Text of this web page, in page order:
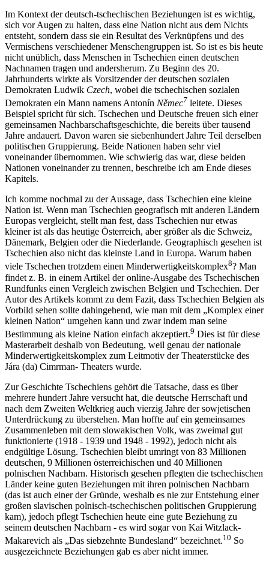
Im Kontext der deutsch-tschechischen Beziehungen ist es wichtig,
sich vor Augen zu halten, dass eine Nation nicht aus dem Nichts
entsteht, sondern dass sie ein Resultat des Verknüpfens und des
Vermischens verschiedener Menschengruppen ist. So ist es bis heute
nicht unüblich, dass Menschen in Tschechien einen deutschen
Nachnamen tragen und andersherum. Zu Beginn des 20.
Jahrhunderts wirkte als Vorsitzender der deutschen sozialen
Demokraten Ludwik Czech, wobei die tschechischen sozialen
Demokraten ein Mann namens Antonín Němec7 leitete. Dieses
Beispiel spricht für sich. Tschechen und Deutsche freuen sich einer
gemeinsamen Nachbarschaftsgeschichte, die bereits über tausend
Jahre andauert. Davon waren sie siebenhundert Jahre Teil derselben
politischen Gruppierung. Beide Nationen haben sehr viel
voneinander übernommen. Wie schwierig das war, diese beiden
Nationen voneinander zu trennen, beschreibe ich am Ende dieses
Kapitels.
Ich komme nochmal zu der Aussage, dass Tschechien eine kleine
Nation ist. Wenn man Tschechien geografisch mit anderen Ländern
Europas vergleicht, stellt man fest, dass Tschechien nur etwas
kleiner ist als das heutige Österreich, aber größer als die Schweiz,
Dänemark, Belgien oder die Niederlande. Geographisch gesehen ist
Tschechien also nicht das kleinste Land in Europa. Warum haben
viele Tschechen trotzdem einen Minderwertigkeitskomplex8? Man
findet z. B. in einem Artikel der online-Ausgabe des Tschechischen
Rundfunks einen Vergleich zwischen Belgien und Tschechien. Der
Autor des Artikels kommt zu dem Fazit, dass Tschechien Belgien als
Vorbild sehen sollte dahingehend, wie man mit dem „Komplex einer
kleinen Nation“ umgehen kann und zwar indem man seine
Bestimmung als kleine Nation einfach akzeptiert.9 Dies ist für diese
Masterarbeit deshalb von Bedeutung, weil genau der nationale
Minderwertigkeitskomplex zum Leitmotiv der Theaterstücke des
Jára (da) Cimrman- Theaters wurde.
Zur Geschichte Tschechiens gehört die Tatsache, dass es über
mehrere hundert Jahre versucht hat, die deutsche Herrschaft und
nach dem Zweiten Weltkrieg auch vierzig Jahre der sowjetischen
Unterdrückung zu überstehen. Man hoffte auf ein gemeinsames
Zusammenleben mit dem slowakischen Volk, was zweimal gut
funktionierte (1918 - 1939 und 1948 - 1992), jedoch nicht als
endgültige Lösung. Tschechien bleibt umringt von 83 Millionen
deutschen, 9 Millionen österreichischen und 40 Millionen
polnischen Nachbarn. Historisch gesehen pflegten die tschechischen
Länder keine guten Beziehungen mit ihren polnischen Nachbarn
(das ist auch einer der Gründe, weshalb es nie zur Entstehung einer
großen slavischen polnisch-tschechischen politischen Gruppierung
kam), jedoch pflegt Tschechien heute eine gute Beziehung zu
seinem deutschen Nachbarn - es wird sogar von Kai Witzlack-
Makarevich als „Das siebzehnte Bundesland“ bezeichnet.10 So
ausgezeichnete Beziehungen gab es aber nicht immer.